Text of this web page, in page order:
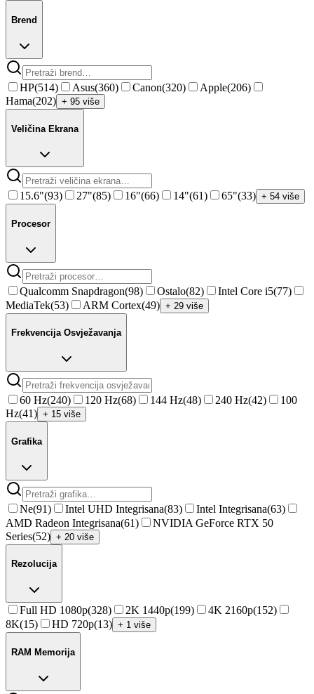
Brend
HP(514) Asus(360) Canon(320) Apple(206)
Hama(202) + 95 više
Veličina Ekrana
15.6"(93) 27"(85) 16"(66) 14"(61) 65"(33) + 54 više
Procesor
Qualcomm Snapdragon(98) Ostalo(82) Intel Core i5(77)
MediaTek(53) ARM Cortex(49) + 29 više
Frekvencija Osvježavanja
60 Hz(240) 120 Hz(68) 144 Hz(48) 240 Hz(42)
100
Hz(41) + 15 više
Grafika
Ne(91) Intel UHD Integrisana(83) Intel Integrisana(63)
AMD Radeon Integrisana(61)
NVIDIA GeForce RTX 50
Series(52) + 20 više
Rezolucija
Full HD 1080p(328) 2K 1440p(199) 4K 2160p(152)
8K(15) HD 720p(13) + 1 više
RAM Memorija